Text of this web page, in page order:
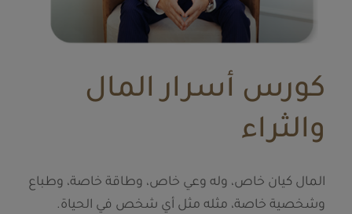
كورس أسرار المال
والثراء
المال كيان خاص، وله وعي خاص، وطاقة خاصة، وطباع
وشخصية خاصة، مثله مثل أي شخص في الحياة.